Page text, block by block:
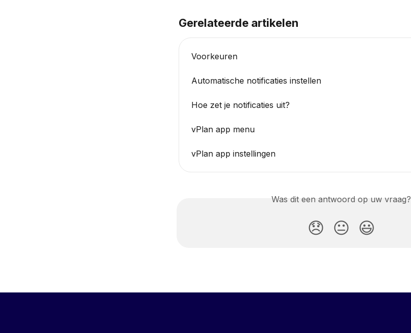
Gerelateerde artikelen
Voorkeuren
Automatische notificaties instellen
Hoe zet je notificaties uit?
vPlan app menu
vPlan app instellingen
Was dit een antwoord op uw vraag?
😞 😐 😃